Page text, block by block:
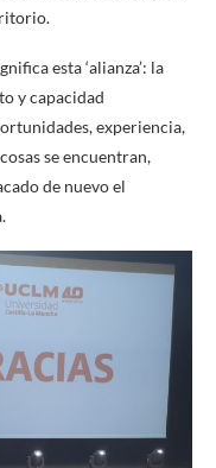
esta ‘alianza’: la
y capacidad
experiencia,
se encuentran,
de nuevo el